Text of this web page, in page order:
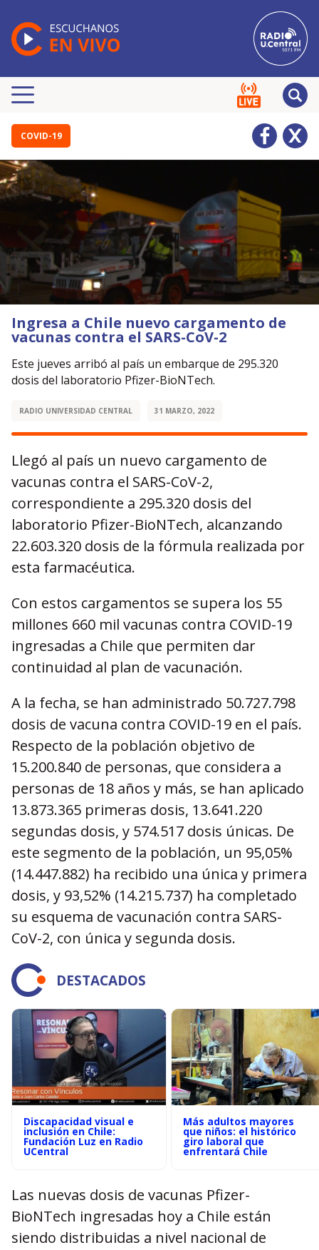
COVID-19
Ingresa a Chile nuevo cargamento de
vacunas contra el SARS-CoV-2
Este jueves arribó al país un embarque de 295.320
dosis del laboratorio Pfizer-BioNTech.
RADIO UNIVERSIDAD CENTRAL 31 MARZO, 2022
Llegó al país un nuevo cargamento de
vacunas contra el SARS-CoV-2,
correspondiente a 295.320 dosis del
laboratorio Pfizer-BioNTech, alcanzando
22.603.320 dosis de la fórmula realizada por
esta farmacéutica.
Con estos cargamentos se supera los 55
millones 660 mil vacunas contra COVID-19
ingresadas a Chile que permiten dar
continuidad al plan de vacunación.
A la fecha, se han administrado 50.727.798
dosis de vacuna contra COVID-19 en el país.
Respecto de la población objetivo de
15.200.840 de personas, que considera a
personas de 18 años y más, se han aplicado
13.873.365 primeras dosis, 13.641.220
segundas dosis, y 574.517 dosis únicas. De
este segmento de la población, un 95,05%
(14.447.882) ha recibido una única y primera
dosis, y 93,52% (14.215.737) ha completado
su esquema de vacunación contra SARS-
CoV-2, con única y segunda dosis.
DESTACADOS
Discapacidad visual e
inclusión en Chile:
Fundación Luz en Radio
UCentral
Más adultos mayores
que niños: el histórico
giro laboral que
enfrentará Chile
Las nuevas dosis de vacunas Pfizer-
BioNTech ingresadas hoy a Chile están
siendo distribuidas a nivel nacional de